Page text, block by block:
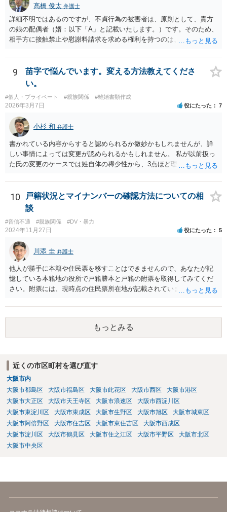
髙橋 俊太 弁護士
詳細不明ではあるのですが、不貞行為の被害者は、原則として、貴方
の娘の配偶者（婿：以下「A」と記載いたします。）です。そのため、
相手方に接触禁止や慰謝料請求を求める権利を持つのは、基本的にはA
的な根拠が弱いように思われます。Aが慰謝料を請求しない場合であっ
ても、Aが「今後、妻に私的に接触しないでほしい」という通知・警告
を送付することを弁護士に依頼すること自体は考えられます。ただ、
前提として、弁護士としては、Aの意向確認等を行い、法的根拠や今後
の対応方針を整理することが必要となります。ですので、まずはAの希
望等を確認し、必要に応じて、A本人が弁護士に相談するというのがよ
いように思われます。
9
苗字で悩んでいます。変える方法教えてくださ
い。
#個人・プライベート #親族関係 #離婚書類作成
2026年3月7日 役にたった 7
小杉 和 弁護士
書かれている内容からすると認められるか微妙かもしれませんが、詳
しい事情によっては変更が認められるかもしれません。 私が以前扱っ
た氏の変更のケースでは姓自体の稀少性から、3点ほど理由を上申する
ら2か月かからずに氏の変更許可の審判が出ています。
10
戸籍状況とマイナンバーの確認方法についての相
談
#音信不通 #親族関係 #DV・暴力
2024年11月27日 役にたった 5
川添 圭 弁護士
他人が勝手に本籍や住民票を移すことはできませんので、あなたが記
憶している本籍地の役所で戸籍謄本と戸籍の附票を取得してみてくだ
さい。附票には、現時点の住民票所在地が記載されています。
もっとみる
近くの市区町村を選び直す
大阪市内
大阪市都島区
大阪市福島区 大阪市此花区 大阪市西区
大阪市港区
大阪市大正区
大阪市天王寺区 大阪市浪速区
大阪市西淀川区
大阪市東淀川区
大阪市東成区 大阪市生野区 大阪市旭区
大阪市城東区
大阪市阿倍野区
大阪市住吉区 大阪市東住吉区
大阪市西成区
大阪市淀川区
大阪市鶴見区 大阪市住之江区 大阪市平野区
大阪市北区
大阪市中央区